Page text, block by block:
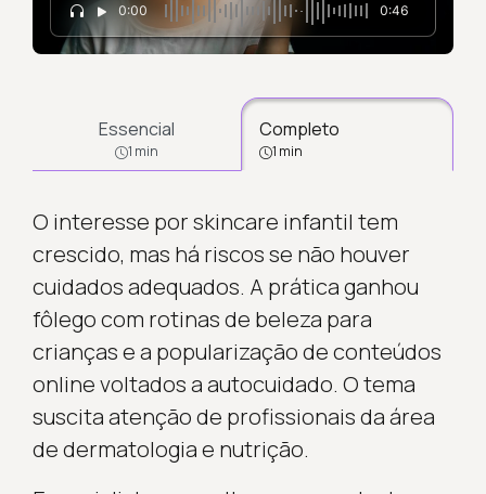
0:00 0:46
Essencial
1 min
Completo
1 min
O interesse por skincare infantil tem
crescido, mas há riscos se não houver
cuidados adequados. A prática ganhou
fôlego com rotinas de beleza para
crianças e a popularização de conteúdos
online voltados a autocuidado. O tema
suscita atenção de profissionais da área
de dermatologia e nutrição.